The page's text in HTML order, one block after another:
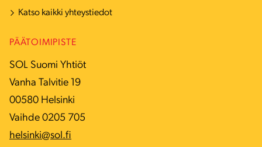
Katso kaikki yhteystiedot
PÄÄTOIMIPISTE
SOL Suomi Yhtiöt
Vanha Talvitie 19
00580 Helsinki
Vaihde 0205 705
helsinki@sol.fi